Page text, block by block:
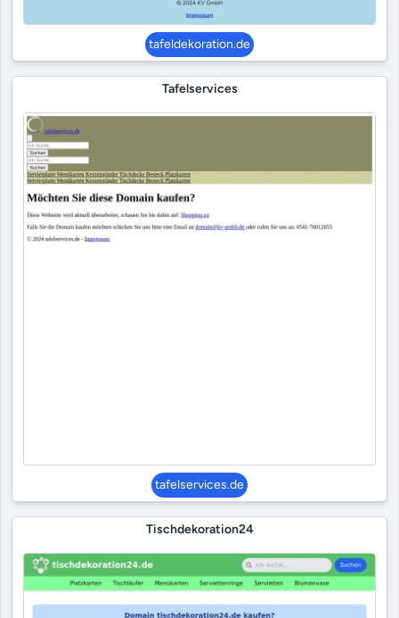
tafeldekoration.de
Tafelservices
tafelservices.de
Tischdekoration24